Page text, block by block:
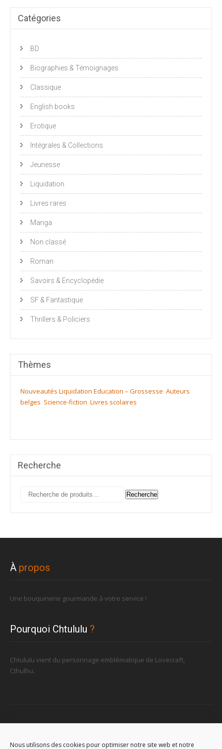
Nous utilisons des cookies pour optimiser notre site web et notre
Catégories
BD
Biographies & Témoignages
Classique
English books
Erotique
Intégrales & Collections
Jeunesse
Liquidation
Livres rares
Manga
Non classé
Roman
Savoirs & Encyclopédie
SF & Fantastique
Thrillers & Policiers
Thèmes
Nouveautés Liquidation Education – Grossesse Auteurs
belges Science-fiction Livres scolaires
Recherche
Recherche
Recherche
À propos
Une bouquinerie gourmande à votre service !
Pourquoi Chtululu ?
Chtululu vient du personnage emblématique de Lovecraft,
Cthulhu.